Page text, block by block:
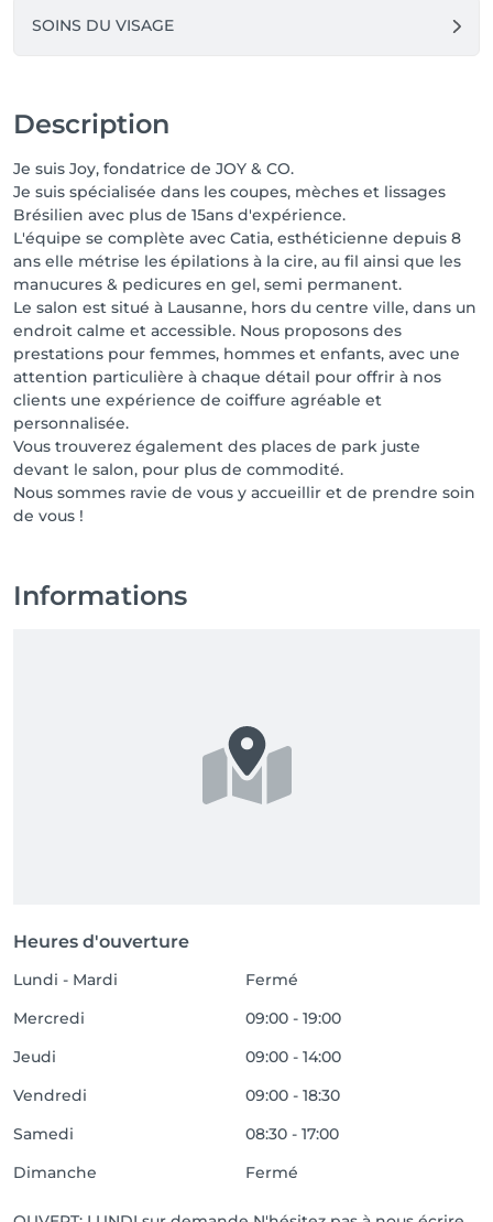
SOINS DU VISAGE
Description
Je suis Joy, fondatrice de JOY & CO.
Je suis spécialisée dans les coupes, mèches et lissages
Brésilien avec plus de 15ans d'expérience.
L'équipe se complète avec Catia, esthéticienne depuis 8
ans elle métrise les épilations à la cire, au fil ainsi que les
manucures & pedicures en gel, semi permanent.
Le salon est situé à Lausanne, hors du centre ville, dans un
endroit calme et accessible. Nous proposons des
prestations pour femmes, hommes et enfants, avec une
attention particulière à chaque détail pour offrir à nos
clients une expérience de coiffure agréable et
personnalisée.
Vous trouverez également des places de park juste
devant le salon, pour plus de commodité.
Nous sommes ravie de vous y accueillir et de prendre soin
de vous !
Informations
Heures d'ouverture
Lundi - Mardi
Fermé
Mercredi
09:00 - 19:00
Jeudi
09:00 - 14:00
Vendredi
09:00 - 18:30
Samedi
08:30 - 17:00
Dimanche
Fermé